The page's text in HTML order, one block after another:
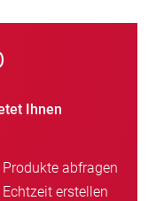
Ihnen
abfragen
erstellen